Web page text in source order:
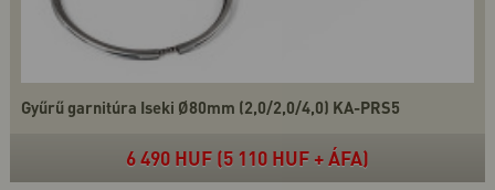
Gyűrű garnitúra Iseki Ø80mm (2,0/2,0/4,0) KA-PRS5
6 490 HUF (5 110 HUF + ÁFA)